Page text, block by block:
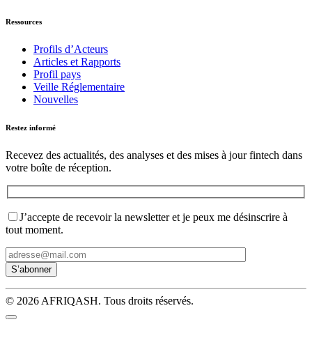
Ressources
Profils d’Acteurs
Articles et Rapports
Profil pays
Veille Réglementaire
Nouvelles
Restez informé
Recevez des actualités, des analyses et des mises à jour fintech dans
votre boîte de réception.
J’accepte de recevoir la newsletter et je peux me désinscrire à
tout moment.
© 2026 AFRIQASH. Tous droits réservés.